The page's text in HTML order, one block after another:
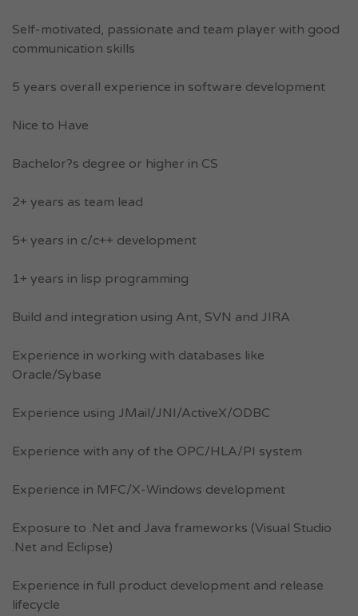
Self-motivated, passionate and team player with good
communication skills
5 years overall experience in software development
Nice to Have
Bachelor?s degree or higher in CS
2+ years as team lead
5+ years in c/c++ development
1+ years in lisp programming
Build and integration using Ant, SVN and JIRA
Experience in working with databases like
Oracle/Sybase
Experience using JMail/JNI/ActiveX/ODBC
Experience with any of the OPC/HLA/PI system
Experience in MFC/X-Windows development
Exposure to .Net and Java frameworks (Visual Studio
.Net and Eclipse)
Experience in full product development and release
lifecycle